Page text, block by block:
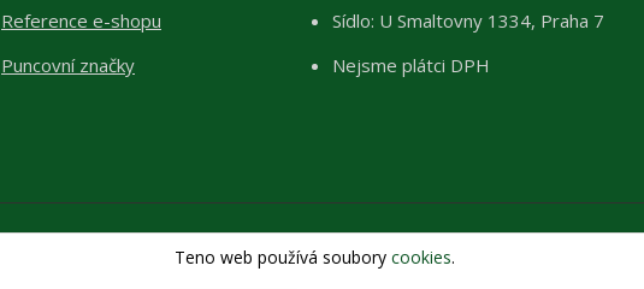
Reference e-shopu
Puncovní značky
Sídlo: U Smaltovny 1334, Praha 7
Nejsme plátci DPH
Copyright 2026 © ŽIVÉKAMENY Kristýna Pražáková
Teno web používá soubory cookies.